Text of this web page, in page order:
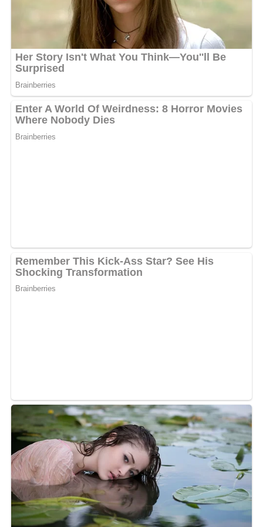
manière de rappeler la souffrance des populations face
à des problèmes qui semblent se répéter. Entre constat
amer et énergie rap, Lev1keur cherche visiblement à
frapper fort.
Un clip tourné dans un quartier
populaire de Libreville
Le clip, récemment tourné dans un quartier populaire
Cette mise en scène donne au titre une dimension plus
concrète. Lev1keur ne se contente pas d’énumérer les
problèmes : il les incarne dans des décors familiers, au
univers afro-rap
Ce morceau s’inscrit dans la continuité du parcours de
Lev1keur, déjà remarqué avec des titres commeBarate
ouMa chérie. Connu pour sa capacité à mêler énergie
populaire, formules accrocheuses et regard critique, le
rappeur confirme avecY’a que le Seigneur
son envie de
rester connecté aux réalités du terrain.
Avec une production rythmée et un texte qui ne cherche